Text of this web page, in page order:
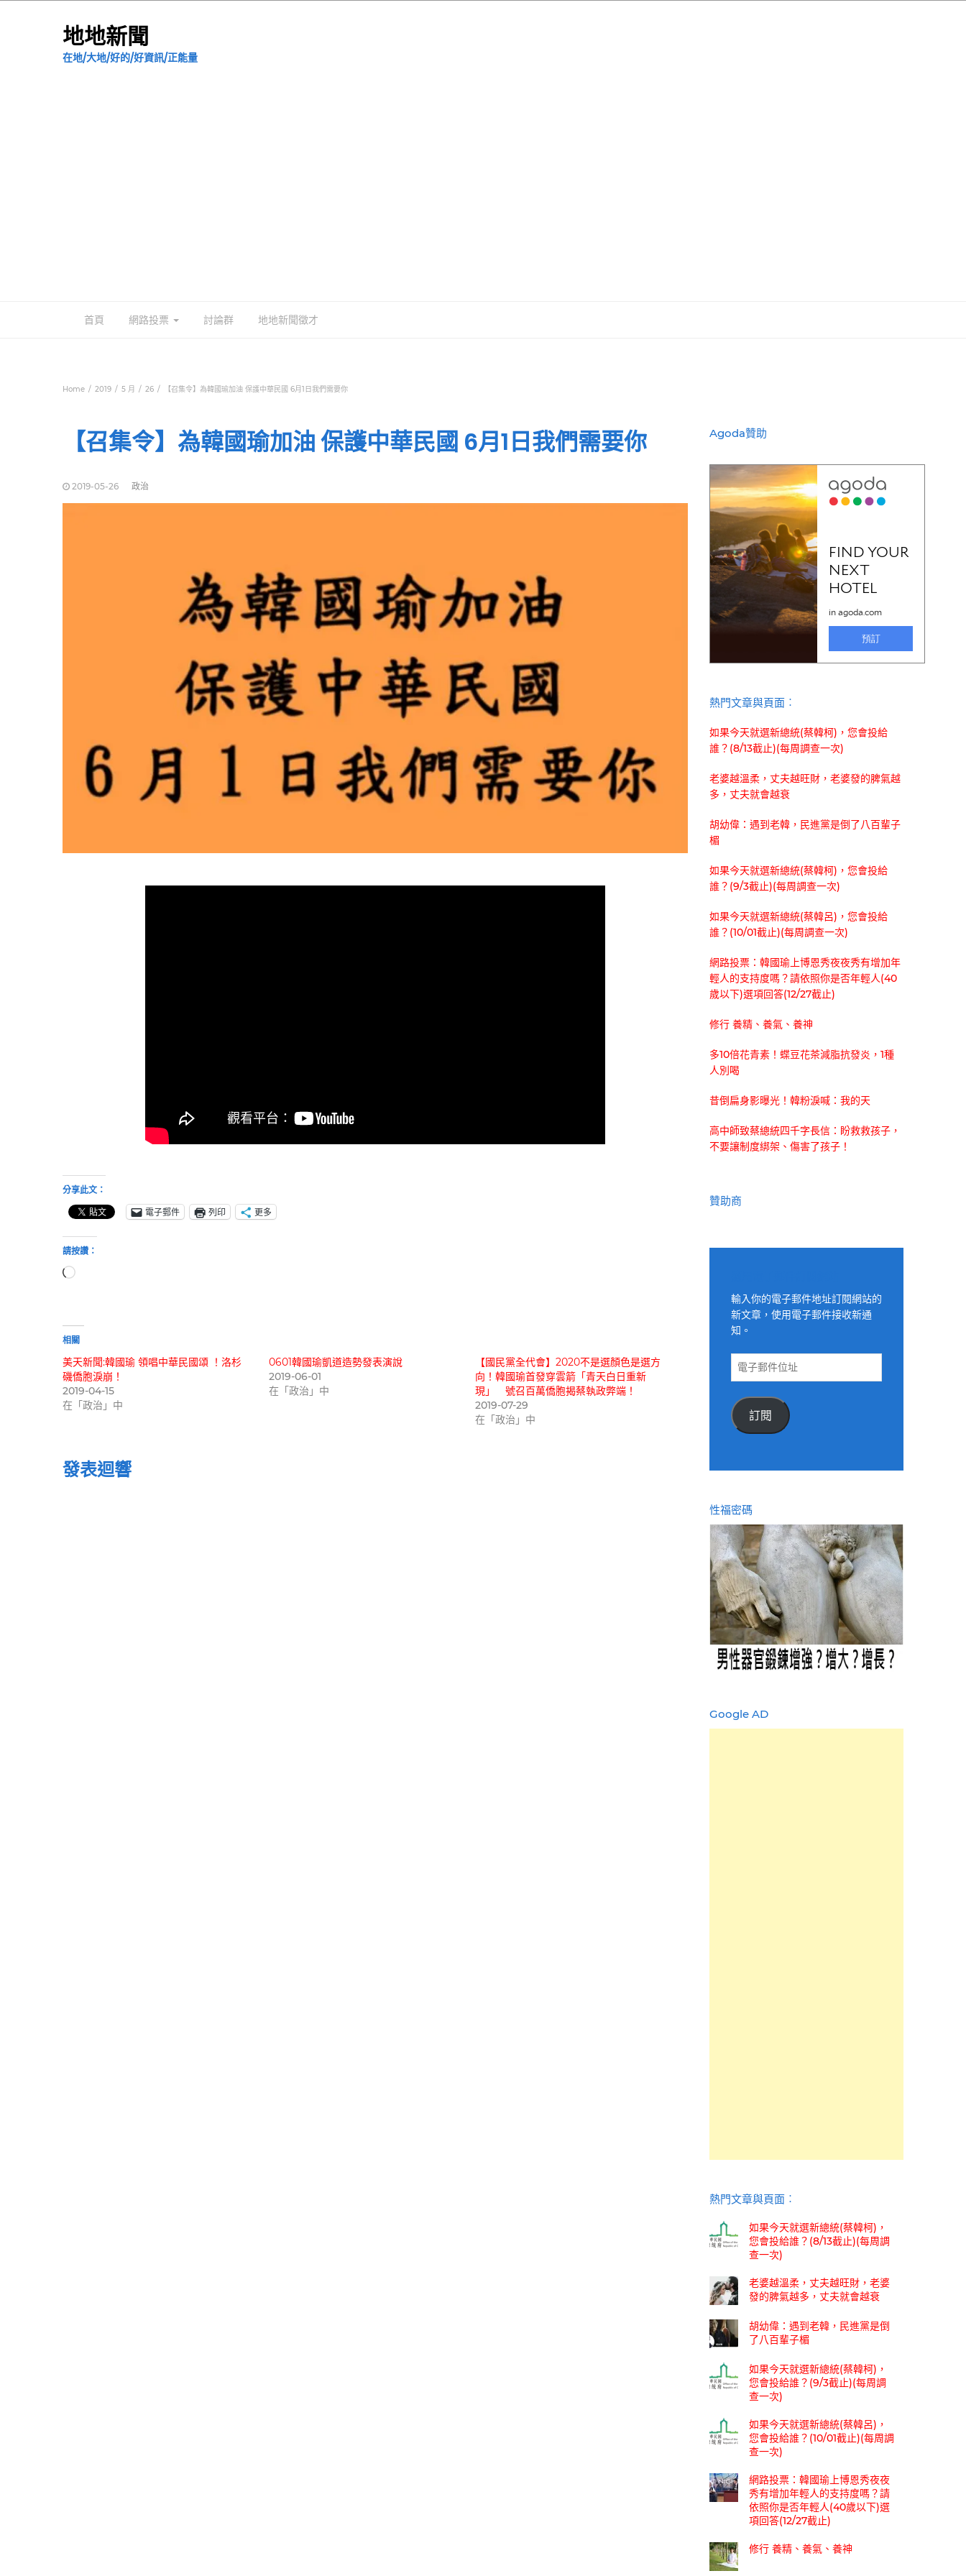
地地新聞
在地/大地/好的/好資訊/正能量
首頁 網路投票 討論群 地地新聞徵才
Home 2019 5 月 26 【召集令】為韓國瑜加油 保護中華民國 6月1日我們需要你
【召集令】為韓國瑜加油 保護中華民國 6月1日我們需要你
2019-05-26 政治
分享此文：
電子郵件
列印 更多
請按讚：
正
相關
美天新聞:韓國瑜 領唱中華民國頌 ！洛杉
磯僑胞淚崩！
2019-04-15
在「政治」中
0601韓國瑜凱道造勢發表演說
2019-06-01
在「政治」中
【國民黨全代會】2020不是選顏色是選方
向！韓國瑜首發穿雲箭「青天白日重新
現」 號召百萬僑胞揭蔡執政弊端！
2019-07-29
在「政治」中
發表迴響
Agoda贊助
熱門文章與頁面︰
如果今天就選新總統(蔡韓柯)，您會投給
誰？(8/13截止)(每周調查一次)
老婆越溫柔，丈夫越旺財，老婆發的脾氣越
多，丈夫就會越衰
胡幼偉：遇到老韓，民進黨是倒了八百輩子
楣
如果今天就選新總統(蔡韓柯)，您會投給
誰？(9/3截止)(每周調查一次)
如果今天就選新總統(蔡韓呂)，您會投給
誰？(10/01截止)(每周調查一次)
網路投票：韓國瑜上博恩秀夜夜秀有增加年
輕人的支持度嗎？請依照你是否年輕人(40
歲以下)選項回答(12/27截止)
修行 養精、養氣、養神
多10倍花青素！蝶豆花茶減脂抗發炎，1種
人別喝
昔倒扁身影曝光！韓粉淚喊：我的天
高中師致蔡總統四千字長信：盼救救孩子，
不要讓制度綁架、傷害了孩子！
贊助商
輸入你的電子郵件地址訂閱網站的
新文章，使用電子郵件接收新通
知。
電
件
位
訂閱
性福密碼
Google AD
熱門文章與頁面︰
如果今天就選新總統(蔡韓柯)，
您會投給誰？(8/13截止)(每周調
查一次)
老婆越溫柔，丈夫越旺財，老婆
發的脾氣越多，丈夫就會越衰
胡幼偉：遇到老韓，民進黨是倒
了八百輩子楣
如果今天就選新總統(蔡韓柯)，
您會投給誰？(9/3截止)(每周調
查一次)
如果今天就選新總統(蔡韓呂)，
您會投給誰？(10/01截止)(每周調
查一次)
網路投票：韓國瑜上博恩秀夜夜
秀有增加年輕人的支持度嗎？請
依照你是否年輕人(40歲以下)選
項回答(12/27截止)
修行 養精、養氣、養神